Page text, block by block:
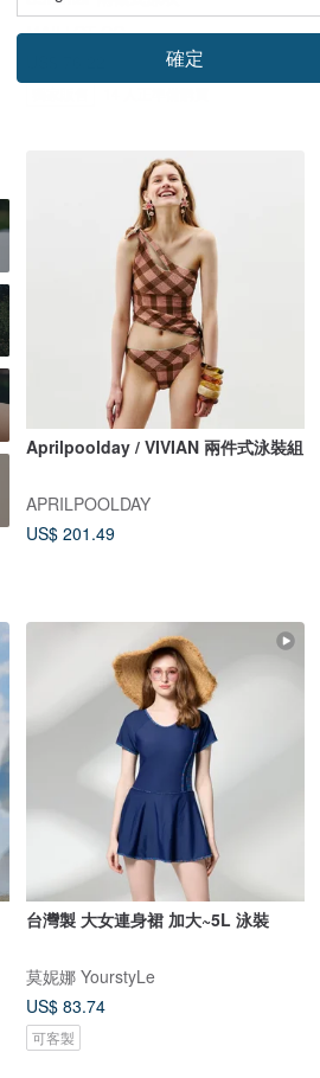
MAILLOT CO.
Aprilpoolday / VIVIAN 兩件式泳裝組
APRILPOOLDAY
US$ 201.49
台灣製 大女連身裙 加大~5L 泳裝
莫妮娜 YourstyLe
US$ 83.74
可客製
確定